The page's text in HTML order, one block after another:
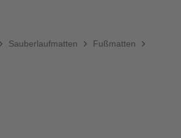
Sauberlaufmatten
Fußmatten